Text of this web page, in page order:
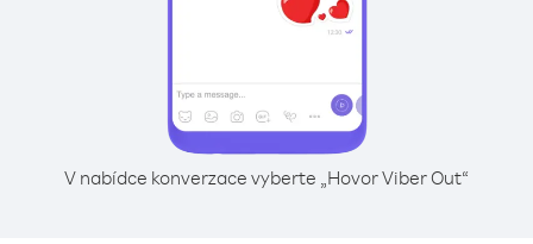
V nabídce konverzace vyberte „Hovor Viber Out“